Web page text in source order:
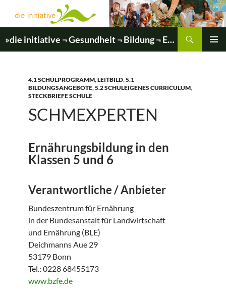
Inhalt
springen
»die initiative ¬ Gesundheit ¬ Bildung ¬ Entwicklung«
4.1 SCHULPROGRAMM, LEITBILD,5.1
BILDUNGSANGEBOTE,5.2 SCHULEIGENES CURRICULUM,
STECKBRIEFE SCHULE
SCHMEXPERTEN
Ernährungsbildung in den
Klassen 5 und 6
Verantwortliche / Anbieter
Bundeszentrum für Ernährung
in der Bundesanstalt für Landwirtschaft
und Ernährung (BLE)
Deichmanns Aue 29
53179 Bonn
Tel.: 0228 68455173
www.bzfe.de